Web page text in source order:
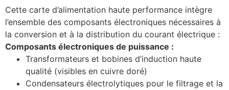
Cette carte d’alimentation haute performance intègre
l’ensemble des composants électroniques nécessaires à
la conversion et à la distribution du courant électrique :
Composants électroniques de puissance :
Transformateurs et bobines d’induction haute
qualité (visibles en cuivre doré)
Condensateurs électrolytiques pour le filtrage et la